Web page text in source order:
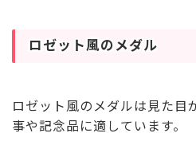
ロゼット風のメダル
ロゼット風のメダルは見た目
事や記念品に適しています。